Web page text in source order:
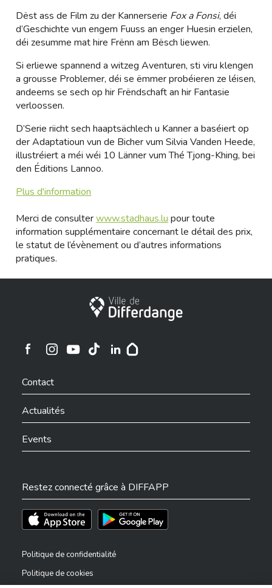
Dëst ass de Film zu der Kannerserie Fox a Fonsi, déi
d’Geschichte vun engem Fuuss an enger Huesin erzielen,
déi zesumme mat hire Frënn am Bësch liewen.
Si erliewe spannend a witzeg Aventuren, sti viru klengen
a grousse Problemer, déi se ëmmer probéieren ze léisen,
andeems se sech op hir Frëndschaft an hir Fantasie
verloossen.
D’Serie riicht sech haaptsächlech u Kanner a baséiert op
der Adaptatioun vun de Bicher vum Silvia Vanden Heede,
illustréiert a méi wéi 10 Länner vum Thé Tjong-Khing, bei
den Éditions Lannoo.
Plus d'information
Merci de consulterwww.stadhaus.lu pour toute
information supplémentaire concernant le détail des prix,
le statut de l’évènement ou d’autres informations
pratiques.
Ville de Differdange
Ville de Differdange sur Instagram
Contact
Actualités
Events
Restez connecté grâce à DIFFAPP
Téléchargez l'app sur l'App StoreTéléchargez l'app sur Play Store
Politique de confidentialité
Politique de cookies